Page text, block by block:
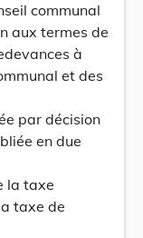
communal
aux termes de
à
et des
par décision
en due
la taxe
taxe de